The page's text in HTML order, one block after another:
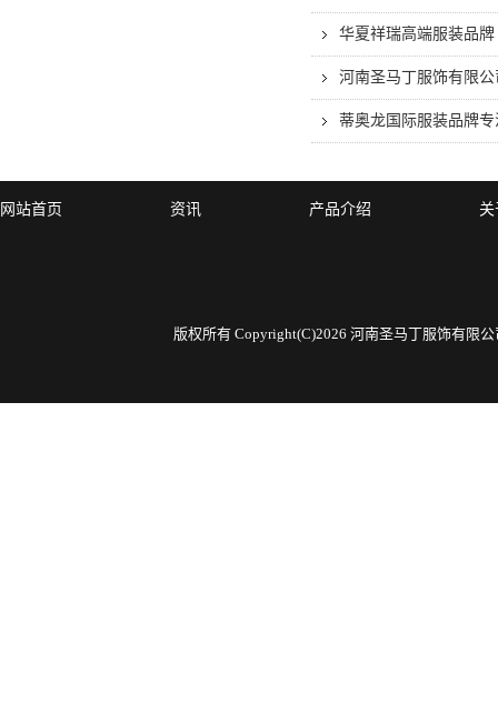
华夏祥瑞高端服装品牌
河南圣马丁服饰有限公
蒂奥龙国际服装品牌
网站首页 资讯 产品介绍
版权所有 Copyright(C)2026 河南圣马丁服饰有限